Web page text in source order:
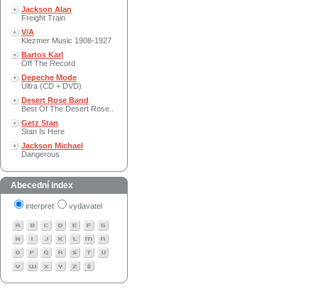
Jackson Alan
Freight Train
V/A
Klezmer Music 1908-1927
Bartos Karl
Off The Record
Depeche Mode
Ultra (CD + DVD)
Desert Rose Band
Best Of The Desert Rose..
Getz Stan
Stan Is Here
Jackson Michael
Dangerous
Abecední index
interpret vydavatel